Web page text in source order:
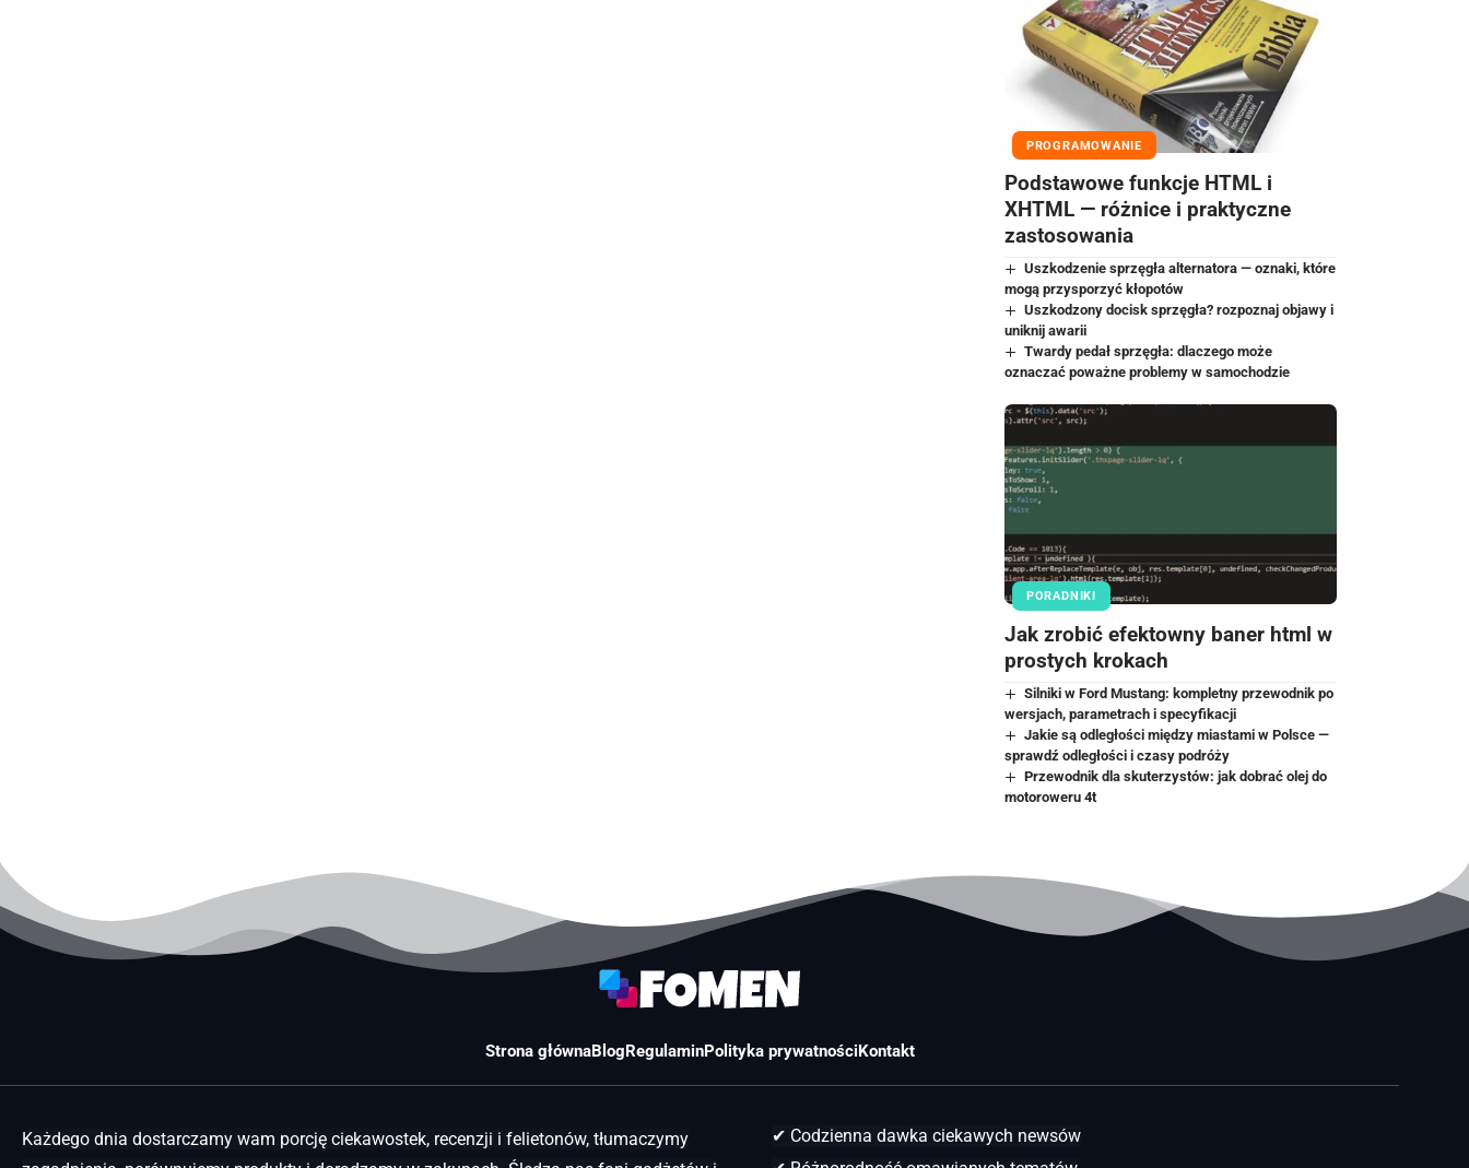
PROGRAMOWANIE
Podstawowe funkcje HTML i
XHTML — różnice i praktyczne
zastosowania
Uszkodzenie sprzęgła alternatora — oznaki, które
mogą przysporzyć kłopotów
Uszkodzony docisk sprzęgła? rozpoznaj objawy i
uniknij awarii
Twardy pedał sprzęgła: dlaczego może
oznaczać poważne problemy w samochodzie
PORADNIKI
Jak zrobić efektowny baner html w
prostych krokach
Silniki w Ford Mustang: kompletny przewodnik po
wersjach, parametrach i specyfikacji
Jakie są odległości między miastami w Polsce —
sprawdź odległości i czasy podróży
Przewodnik dla skuterzystów: jak dobrać olej do
motoroweru 4t
Strona głównaBlogRegulaminPolityka prywatnościKontakt
Każdego dnia dostarczamy wam porcję ciekawostek, recenzji i felietonów, tłumaczymy
✔ Codzienna dawka ciekawych newsów